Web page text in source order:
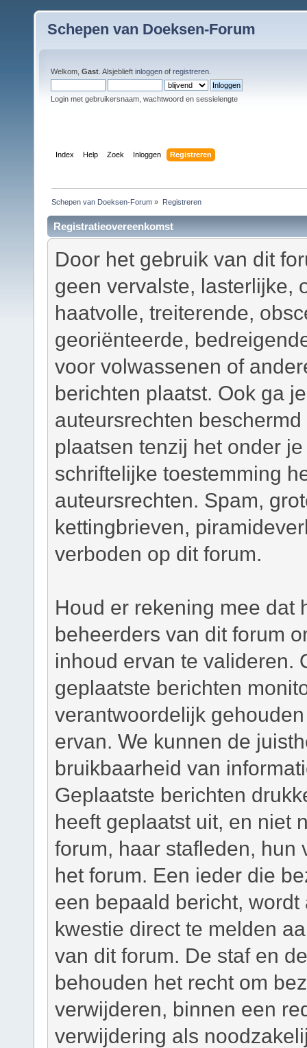
Schepen van Doeksen-Forum
Welkom, Gast . Alsjeblieft inloggen of registreren
Login met gebruikersnaam, wachtwoord en sessielengte
Index Help Zoek Inloggen Registreren
Schepen van Doeksen-Forum » Registreren
Registratieovereenkomst
Door het gebruik van dit
geen vervalste, lasterlijke,
haatvolle, treiterende,
georiënteerde,
voor volwassenen of
berichten plaatst. Ook ga
auteursrechten
plaatsen tenzij het onder
schriftelijke toestemming
auteursrechten. Spam,
kettingbrieven,
verboden op dit forum.
Houd er rekening mee dat
beheerders van dit forum
inhoud ervan te valideren.
geplaatste berichten
verantwoordelijk
ervan. We kunnen de
bruikbaarheid van
Geplaatste berichten
heeft geplaatst uit, en niet
forum, haar stafleden, hun
het forum. Een ieder die
een bepaald bericht,
kwestie direct te melden
van dit forum. De staf en
behouden het recht om
verwijderen, binnen een
verwijdering als